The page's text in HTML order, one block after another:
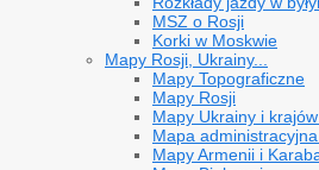
MSZ o Rosji
Korki w Moskwie
Mapy Rosji, Ukrainy...
Mapy Topograficzne
Mapy Rosji
Mapy Ukrainy i
Mapa
Mapy Armenii i